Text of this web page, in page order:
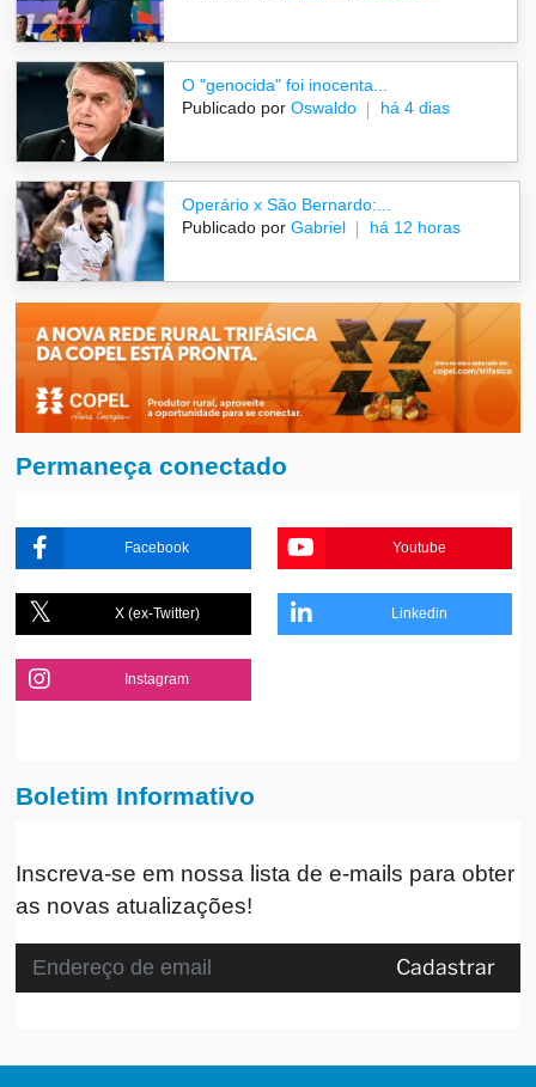
O "genocida" foi inocenta...
Publicado por Oswaldo há 4 dias
Operário x São Bernardo:...
Publicado por Gabriel há 12 horas
Permaneça conectado
Facebook Youtube
X (ex-Twitter) Linkedin
Instagram
Boletim Informativo
Inscreva-se em nossa lista de e-mails para obter
as novas atualizações!
Cadastrar